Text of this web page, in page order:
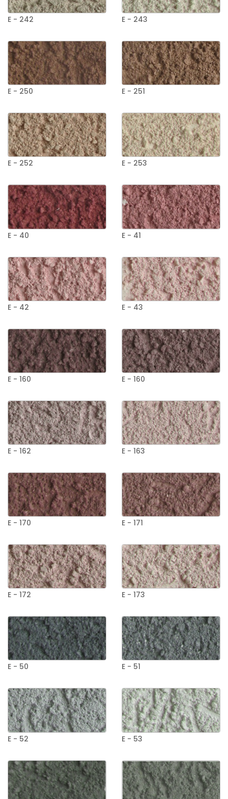
E - 242 E - 243
E - 250 E - 251
E - 252 E - 253
E - 40 E - 41
E - 42 E - 43
E - 160 E - 160
E - 162 E - 163
E - 170 E - 171
E - 172 E - 173
E - 50 E - 51
E - 52 E - 53